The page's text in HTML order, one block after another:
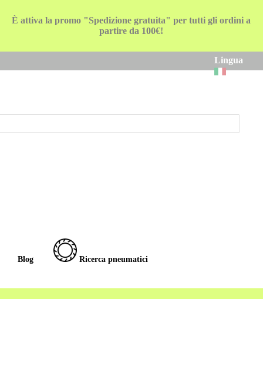
È attiva la promo "Spedizione gratuita" per tutti gli ordini a
partire da 100€!
Lingua
Blog Ricerca pneumatici